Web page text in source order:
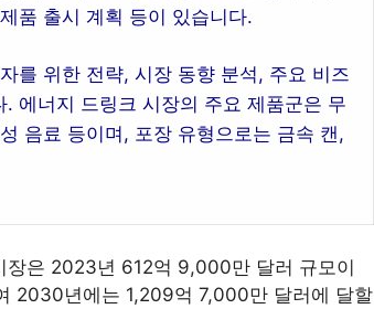
품 출시 계획 등이 있습니다.
를 위한 전략, 시장 동향 분석, 주요 비즈
에너지 드링크 시장의 주요 제품군은 무
음료 등이며, 포장 유형으로는 금속 캔,
장은 2023년 612억 9,000만 달러 규모이
2030년에는 1,209억 7,000만 달러에 달할